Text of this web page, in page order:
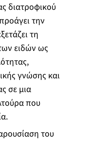
διατροφικού
την
τη
ειδών ως
γνώσης και
σε μια
που
του